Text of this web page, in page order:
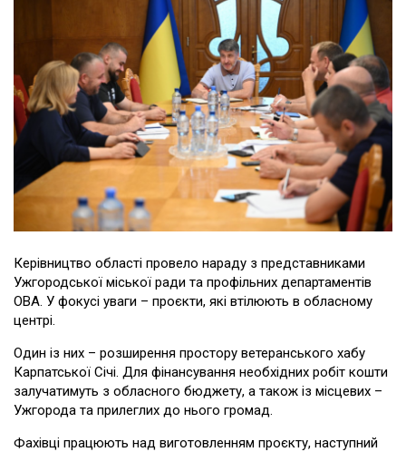
Керівництво області провело нараду з представниками
Ужгородської міської ради та профільних департаментів
ОВА. У фокусі уваги – проєкти, які втілюють в обласному
центрі.
Один із них – розширення простору ветеранського хабу
Карпатської Січі. Для фінансування необхідних робіт кошти
залучатимуть з обласного бюджету, а також із місцевих –
Ужгорода та прилеглих до нього громад.
Фахівці працюють над виготовленням проєкту, наступний